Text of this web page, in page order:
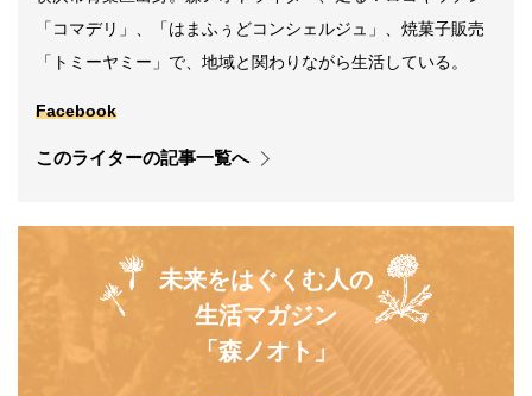
「コマデリ」、「はまふぅどコンシェルジュ」、焼菓子販売
「トミーヤミー」で、地域と関わりながら生活している。
Facebook
このライターの記事一覧へ
未来をはぐくむ人の
生活マガジン
「森ノオト」